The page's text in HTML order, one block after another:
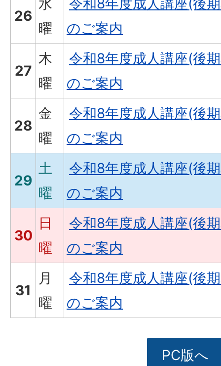
26
水
曜
令和8年度成人講座(後
のご案内
27
木
曜
令和8年度成人講座(後
のご案内
28
金
曜
令和8年度成人講座(後
のご案内
29
土
曜
令和8年度成人講座(後
のご案内
30
日
曜
令和8年度成人講座(後
のご案内
31
月
曜
令和8年度成人講座(後
のご案内
PC版へ